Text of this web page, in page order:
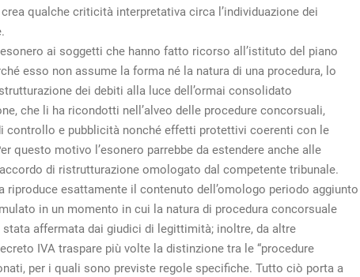
qualche criticità interpretativa circa l’individuazione dei
ai soggetti che hanno fatto ricorso all’istituto del piano
esso non assume la forma né la natura di una procedura, lo
dei debiti alla luce dell’ormai consolidato
che li ha ricondotti nell’alveo delle procedure concorsuali,
controllo e pubblicità nonché effetti protettivi coerenti con le
questo motivo l’esonero parrebbe da estendere anche alle
di ristrutturazione omologato dal competente tribunale.
riproduce esattamente il contenuto dell’omologo periodo aggiunto
in un momento in cui la natura di procedura concorsuale
affermata dai giudici di legittimità; inoltre, da altre
IVA traspare più volte la distinzione tra le “procedure
per i quali sono previste regole specifiche. Tutto ciò porta a